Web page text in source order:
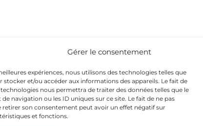
Gérer le consentement
expériences, nous utilisons des technologies telles que
stocker et/ou accéder aux informations des appareils. Le fait de
nous permettra de traiter des données telles que le
navigation ou les ID uniques sur ce site. Le fait de ne pas
retirer son consentement peut avoir un effet négatif sur
et fonctions.